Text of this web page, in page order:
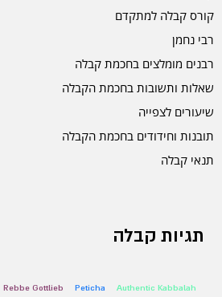
קורס קבלה למתקדם
רבי נחמן
רבנים מומלצים בחכמת קבלה
שאלות ותשובות בחכמת הקבלה
שיעורים לצפייה
תובנות וחידודים בחכמת הקבלה
תנאי קבלה
תגיות קבלה
Authentic Kabbalah
Peticha
Rebbe Gottlieb